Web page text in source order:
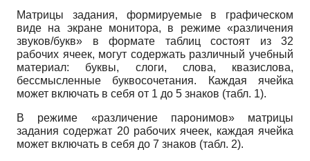
Матрицы задания, формируемые в графическом
виде на экране монитора, в режиме «различения
звуков/букв» в формате таблиц состоят из 32
рабочих ячеек, могут содержать различный учебный
материал: буквы, слоги, слова, квазислова,
бессмысленные буквосочетания. Каждая ячейка
может включать в себя от 1 до 5 знаков (табл. 1).
В режиме «различение паронимов» матрицы
задания содержат 20 рабочих ячеек, каждая ячейка
может включать в себя до 7 знаков (табл. 2).